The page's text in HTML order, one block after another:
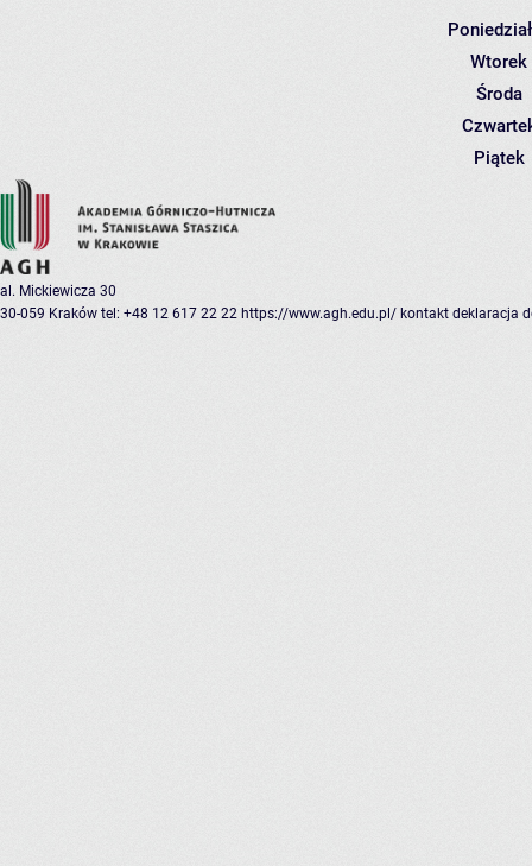
Wtorek
Środa
Piątek
al. Mickiewicza 30
30-059 Kraków tel: +48 12 617 22 22 https://www.agh.edu.pl/ kontakt deklaracja